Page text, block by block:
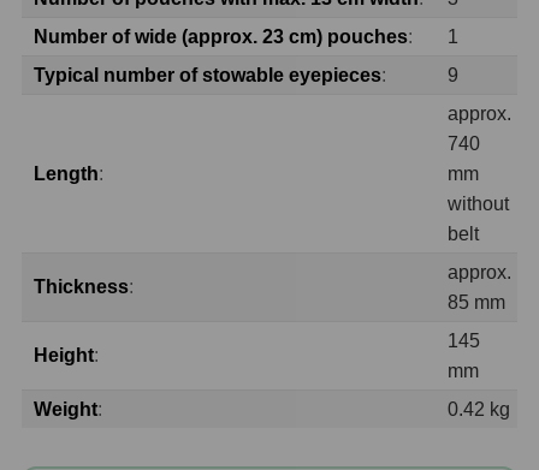
Filtry L-RGB7
Filtry Block
Filtry CCD Hα, OIII
Zaostření
Number of wide (approx. 23 cm) pouches:
1
Typical number of stowable eyepieces: 9
Length:
approx.
740
mm
without
belt
Thickness:
approx.
85 mm
Height:
145
mm
Weight: 0.42 kg